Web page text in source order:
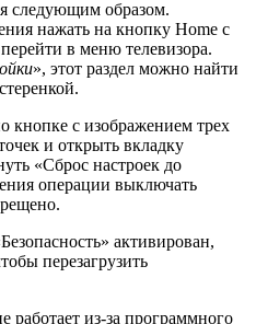
следующим образом.
нажать на кнопку Home с
в меню телевизора.
», этот раздел можно найти
кнопке с изображением трех
и открыть вкладку
«Сброс настроек до
операции выключать
активирован,
перезагрузить
работает из-за программного